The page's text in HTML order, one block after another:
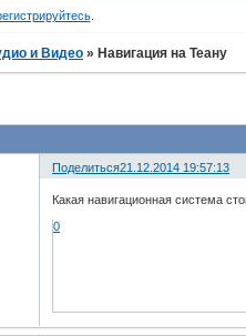
.
и Bидео » Навигация на Теану
Поделиться21.12.2014 19:57:13
Какая навигационная система
0